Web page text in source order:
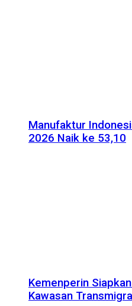
Manufaktur
2026 Naik ke 53,10
Kemenperin
Kawasan